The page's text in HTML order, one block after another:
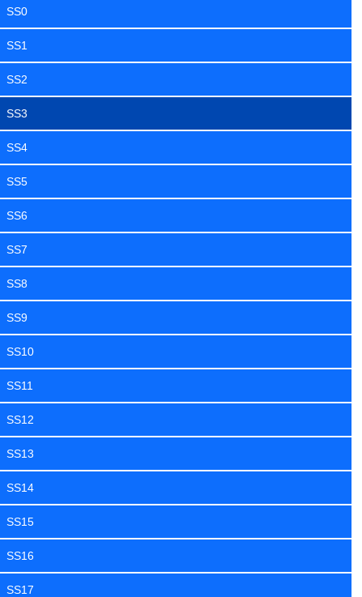
SS0
SS1
SS2
SS3
SS4
SS5
SS6
SS7
SS8
SS9
SS10
SS11
SS12
SS13
SS14
SS15
SS16
SS17